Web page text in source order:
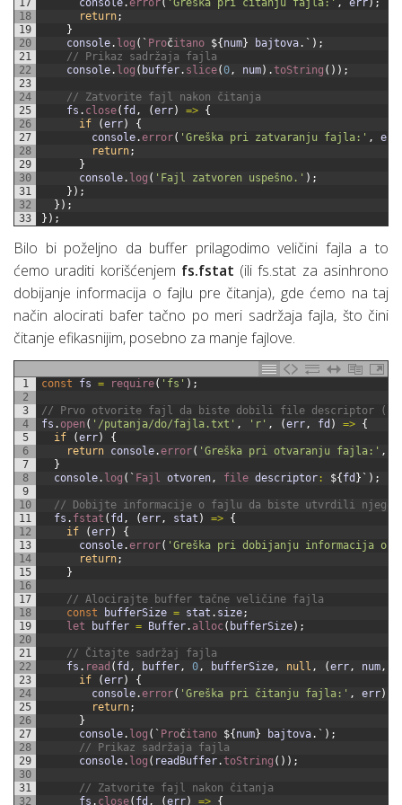
17
18
19
20
21
22
23
24
25
26
27
28
29
30
31
32
33
console.error( 'Greška pri čitanju fajla:' , err) ;
return;
}
console. log ( ` Pročitano ${ num} bajtova. ` ) ;
// Prikaz sadržaja fajla
console. log ( buffer. slice(0, num) .toString ( ) ) ;
// Zatvorite fajl nakon čitanja
fs . close( fd , (err) => {
if
(err)
{
console.error( 'Greška pri zatvaranju fajla:' , err
return;
}
console. log ( 'Fajl zatvoren uspešno.' ) ;
} ) ;
} ) ;
} ) ;
Bilo bi poželjno da buffer prilagodimo veličini fajla a to
ćemo uraditi korišćenjem fs.fstat (ili fs.stat za asinhrono
dobijanje informacija o fajlu pre čitanja), gde ćemo na taj
način alocirati bafer tačno po meri sadržaja fajla, što čini
čitanje efikasnijim, posebno za manje fajlove.
1
2
3
4
5
6
7
8
9
10
11
12
13
14
15
16
17
18
19
20
21
22
23
24
25
26
27
28
29
30
31
32
const fs = require( 'fs' ) ;
// Prvo otvorite fajl da biste dobili file descriptor
fs . open ( '/putanja/do/fajla.txt' , 'r' , (err, fd ) => {
if
(err)
{
return console.error( 'Greška pri otvaranju fajla:' ,
}
console. log ( ` Fajl otvoren, file descriptor : ${ fd } ` ) ;
// Dobijte informacije o fajlu da biste utvrdili
fs . fstat ( fd , (err, stat ) => {
if
(err)
{
console.error( 'Greška pri dobijanju informacija o
return;
}
// Alocirajte buffer tačne veličine fajla
const
bufferSize = stat . size;
let
buffer = Buffer. alloc( bufferSize) ;
// Čitajte sadržaj fajla
fs . read ( fd , buffer, 0, bufferSize, null , (err, num,
if
(err)
{
console.error( 'Greška pri čitanju fajla:' , err)
return;
}
console. log ( ` Pročitano ${ num} bajtova. ` ) ;
// Prikaz sadržaja fajla
console. log ( readBuffer.toString ( ) ) ;
// Zatvorite fajl nakon čitanja
fs . close( fd , (err) => {